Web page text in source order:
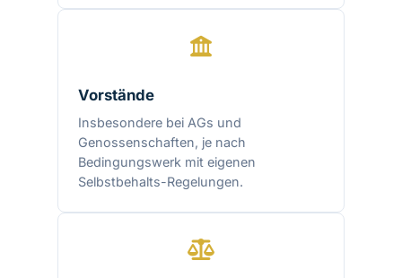
Vorstände
Insbesondere bei AGs und
Genossenschaften, je nach
Bedingungswerk mit eigenen
Selbstbehalts-Regelungen.